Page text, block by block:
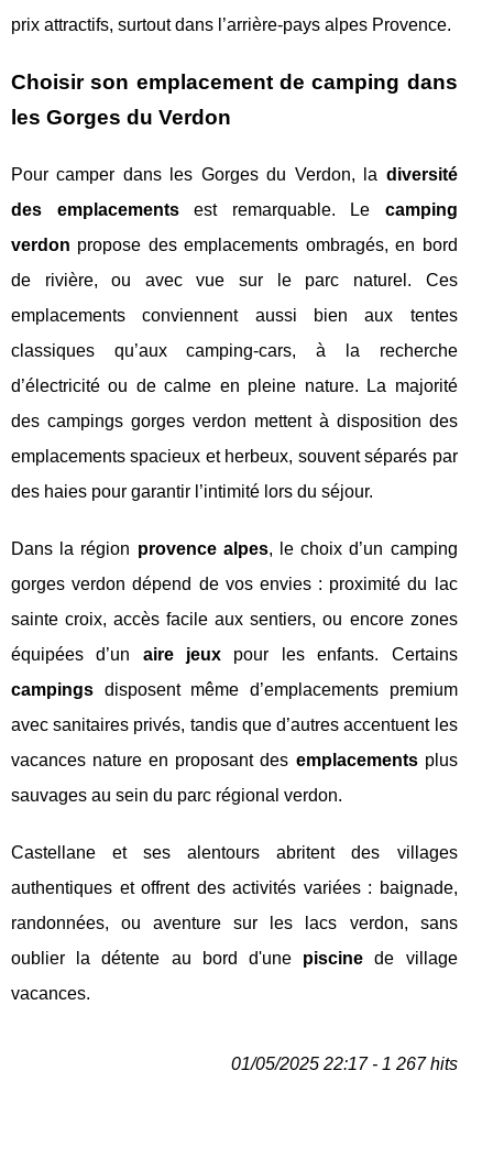
prix attractifs, surtout dans l’arrière-pays alpes Provence.
Choisir son emplacement de camping dans
les Gorges du Verdon
Pour camper dans les Gorges du Verdon, la diversité
des emplacementsest remarquable. Le camping
verdon propose des emplacements ombragés, en bord
de rivière, ou avec vue sur le parc naturel. Ces
emplacements conviennent aussi bien aux tentes
classiques qu’aux camping-cars, à la recherche
d’électricité ou de calme en pleine nature. La majorité
des campings gorges verdon mettent à disposition des
emplacements spacieux et herbeux, souvent séparés par
des haies pour garantir l’intimité lors du séjour.
Dans la région provence alpes, le choix d’un camping
gorges verdon dépend de vos envies : proximité du lac
sainte croix, accès facile aux sentiers, ou encore zones
équipées d’un aire jeux pour les enfants. Certains
campings disposent même d’emplacements premium
avec sanitaires privés, tandis que d’autres accentuent les
vacances nature en proposant des emplacementsplus
sauvages au sein du parc régional verdon.
Castellane et ses alentours abritent des villages
authentiques et offrent des activités variées : baignade,
randonnées, ou aventure sur les lacs verdon, sans
oublier la détente au bord d'une piscine de village
vacances.
01/05/2025 22:17 - 1 267 hits